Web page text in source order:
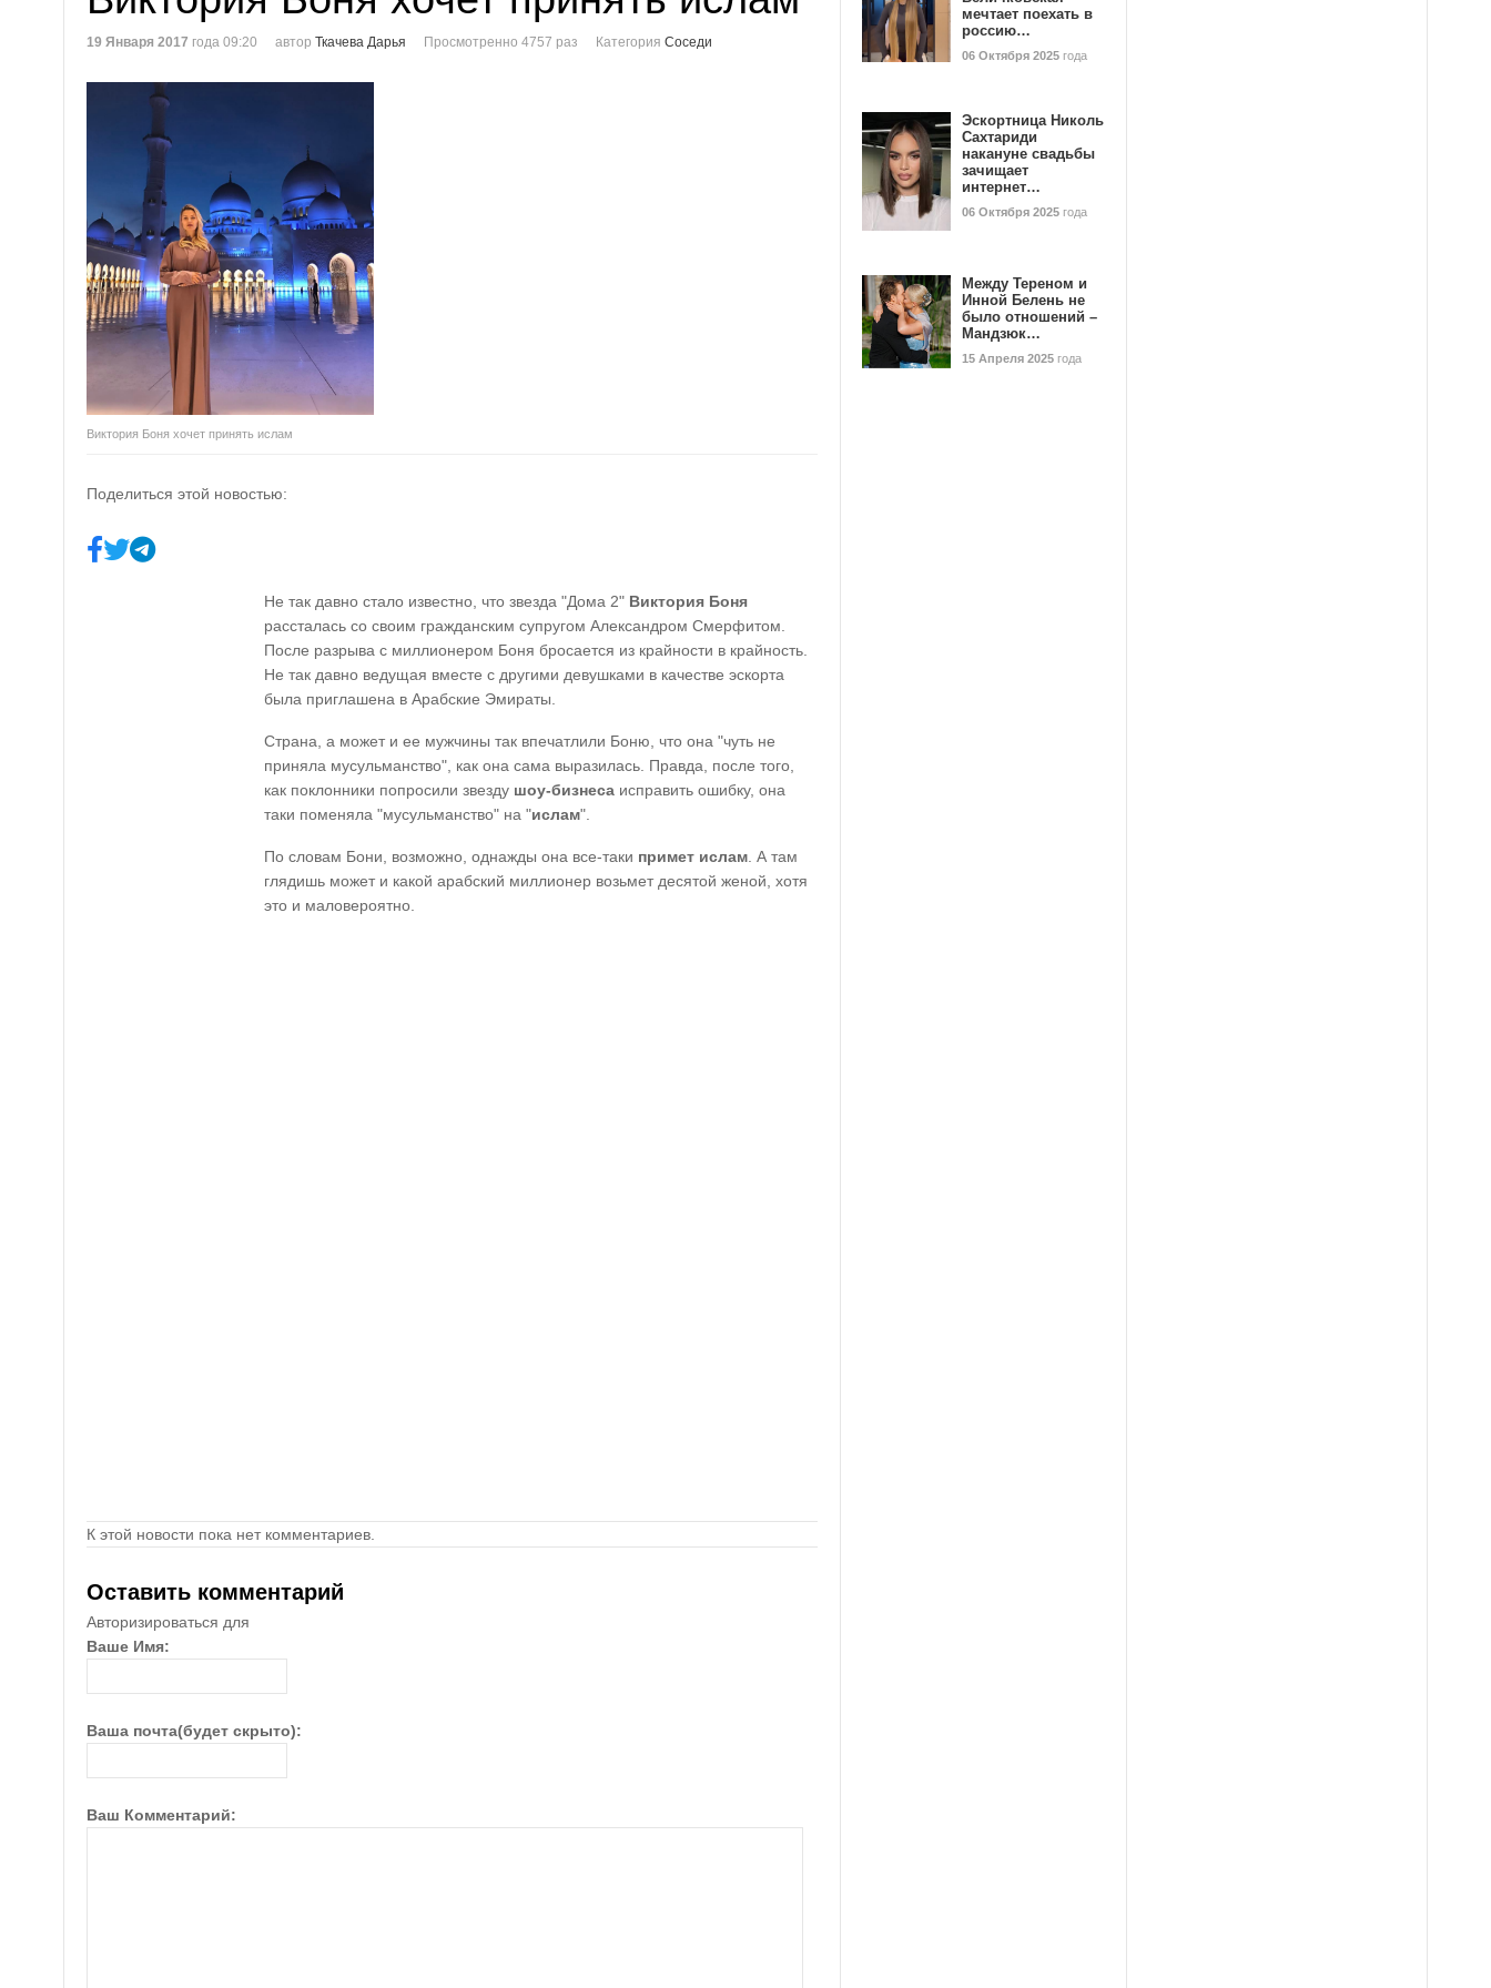
19 Января 2017 года 09:20 автор Ткачева Дарья Просмотренно 4757 раз Категория Соседи
Виктория Боня хочет принять ислам
Поделиться этой новостью:
Не так давно стало известно, что звезда "Дома 2" Виктория Боня
рассталась со своим гражданским супругом Александром Смерфитом.
После разрыва с миллионером Боня бросается из крайности в крайность.
Не так давно ведущая вместе с другими девушками в качестве эскорта
была приглашена в Арабские Эмираты.
Страна, а может и ее мужчины так впечатлили Боню, что она "чуть не
приняла мусульманство", как она сама выразилась. Правда, после того,
как поклонники попросили звезду шоу-бизнеса исправить ошибку, она
таки поменяла "мусульманство" на "ислам".
По словам Бони, возможно, однажды она все-таки примет ислам . А там
глядишь может и какой арабский миллионер возьмет десятой женой, хотя
это и маловероятно.
К этой новости пока нет комментариев.
Оставить комментарий
Авторизироваться для
Ваше Имя:
Ваша почта(будет скрыто):
Ваш Комментарий:
мечтает поехать в
россию…
06 Октября 2025 года
Эскортница Николь
Сахтариди
накануне свадьбы
зачищает
интернет…
06 Октября 2025 года
Между Тереном и
Инной Белень не
было отношений –
Мандзюк…
15 Апреля 2025 года